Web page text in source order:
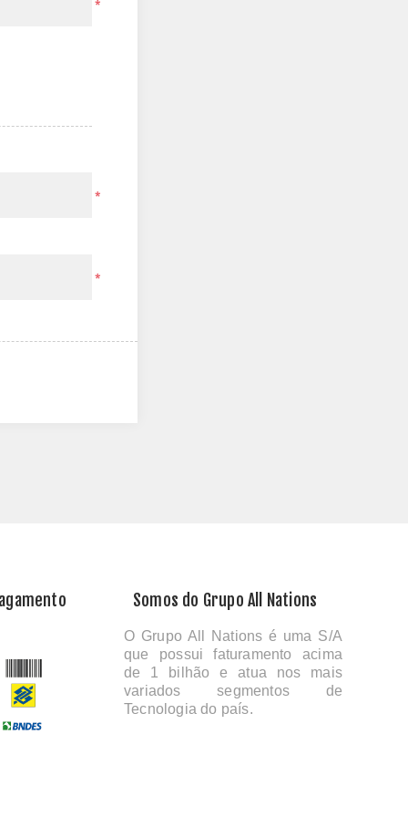
*
*
*
Somos do Grupo All Nations
O Grupo All Nations é uma S/A
que possui faturamento acima
de 1 bilhão e atua nos mais
variados segmentos de
Tecnologia do país.